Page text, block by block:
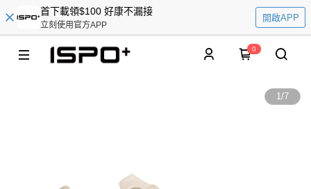
首下載領$100 好康不漏接
立刻使用官方APP
開啟APP
0
1/7